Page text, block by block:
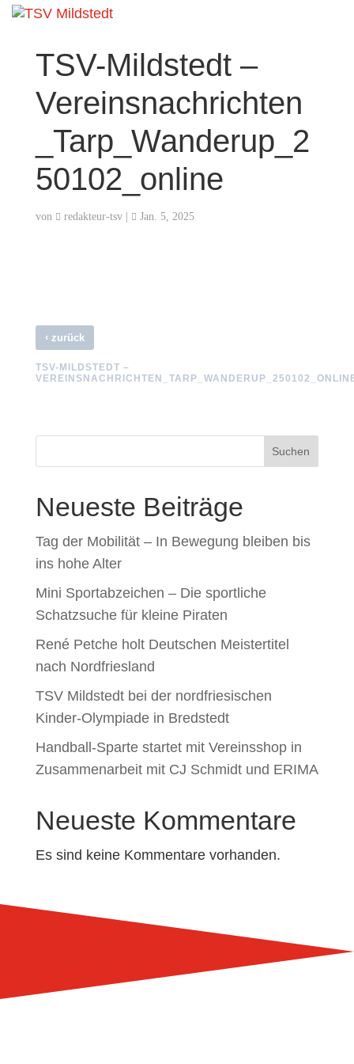
TSV-Mildstedt –
Vereinsnachrichten
_Tarp_Wanderup_2
50102_online
von redakteur-tsv| Jan. 5, 2025
‹zurück
TSV-MILDSTEDT –
Suchen
Neueste Beiträge
Tag der Mobilität – In Bewegung bleiben bis
ins hohe Alter
Mini Sportabzeichen – Die sportliche
Schatzsuche für kleine Piraten
René Petche holt Deutschen Meistertitel
nach Nordfriesland
TSV Mildstedt bei der nordfriesischen
Kinder-Olympiade in Bredstedt
Handball-Sparte startet mit Vereinsshop in
Zusammenarbeit mit CJ Schmidt und ERIMA
Neueste Kommentare
Es sind keine Kommentare vorhanden.